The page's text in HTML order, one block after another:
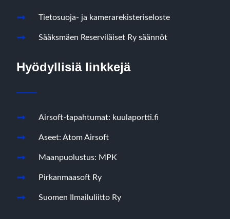
Tietosuoja- ja kamerarekisteriseloste
Sääksmäen Reserviläiset Ry säännöt
Hyödyllisiä linkkejä
Airsoft-tapahtumat: kuulaportti.fi
Aseet: Atom Airsoft
Maanpuolustus: MPK
Pirkanmaasoft Ry
Suomen Ilmailuliitto Ry